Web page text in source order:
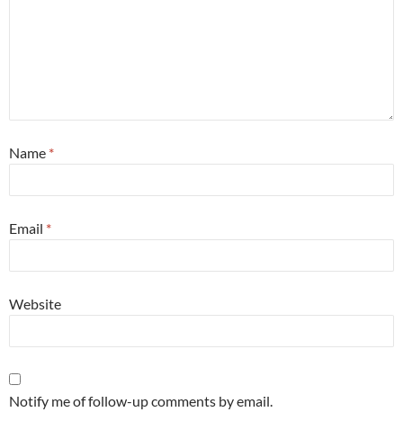
Name *
Email *
Website
Notify me of follow-up comments by email.